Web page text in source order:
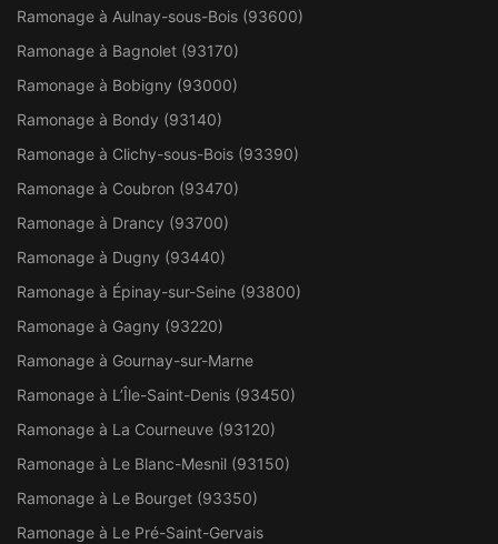
Ramonage à Aulnay-sous-Bois (93600)
Ramonage à Bagnolet (93170)
Ramonage à Bobigny (93000)
Ramonage à Bondy (93140)
Ramonage à Clichy-sous-Bois (93390)
Ramonage à Coubron (93470)
Ramonage à Drancy (93700)
Ramonage à Dugny (93440)
Ramonage à Épinay-sur-Seine (93800)
Ramonage à Gagny (93220)
Ramonage à Gournay-sur-Marne
Ramonage à L’Île-Saint-Denis (93450)
Ramonage à La Courneuve (93120)
Ramonage à Le Blanc-Mesnil (93150)
Ramonage à Le Bourget (93350)
Ramonage à Le Pré-Saint-Gervais